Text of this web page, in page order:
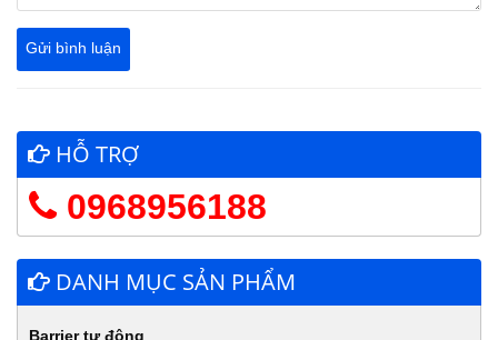
HỖ TRỢ
0968956188
DANH MỤC SẢN PHẨM
Barrier tự động